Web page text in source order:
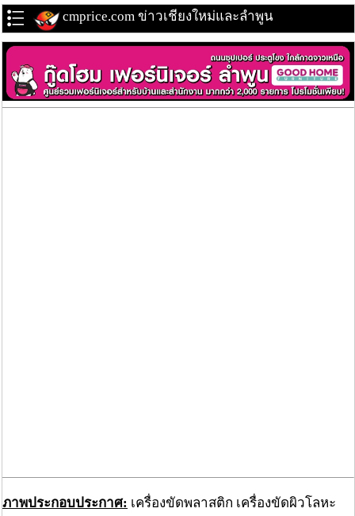
cmprice.com ข่าวเชียงใหม่และลำพูน
ภาพประกอบประกาศ: เครื่องขัดพลาสติก เครื่องขัดผิวโลหะ